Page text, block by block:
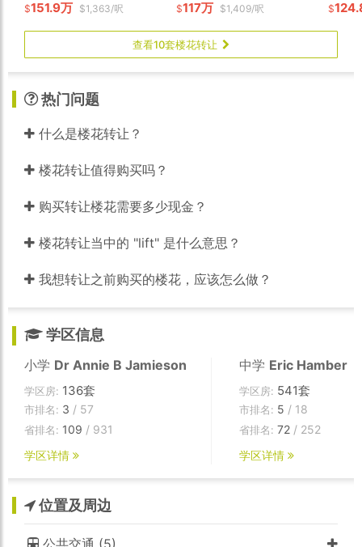
$151.9万 $1,363/呎 $117万 $1,409/呎 $
查看10套楼花转让
热门问题
什么是楼花转让？
楼花转让值得购买吗？
购买转让楼花需要多少现金？
楼花转让当中的 "lift" 是什么意思？
我想转让之前购买的楼花，应该怎么做？
学区信息
小学 Dr Annie B Jamieson
学区房: 136套
市排名: 3 / 57
省排名: 109 / 931
学区详情
中学 Eric Hamber
学区房: 541套
市排名: 5 / 18
省排名: 72 / 252
学区详情
位置及周边